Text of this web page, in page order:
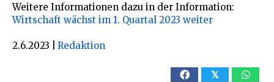
Weitere Informationen dazu in der Information:
Wirtschaft wächst im 1. Quartal 2023 weiter
2.6.2023 Redaktion
𝕏